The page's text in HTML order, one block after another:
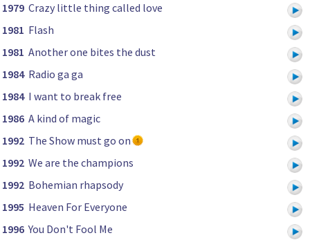
1979 Crazy little thing called love
1981 Flash
1981 Another one bites the dust
1984 Radio ga ga
1984 I want to break free
1986 A kind of magic
1992 The Show must go on
1992 We are the champions
1992 Bohemian rhapsody
1995 Heaven For Everyone
1996 You Don't Fool Me